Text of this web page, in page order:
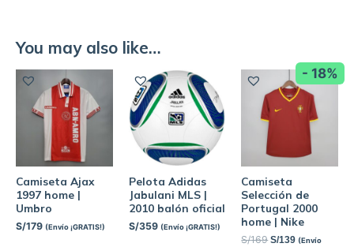
You may also like…
Camiseta Ajax
1997 home |
Umbro
S/179 (Envío ¡GRATIS!)
Pelota Adidas
Jabulani MLS |
2010 balón oficial
S/359 (Envío ¡GRATIS!)
- 18%
Camiseta
Selección de
Portugal 2000
home | Nike
S/169 S/139 (Envío